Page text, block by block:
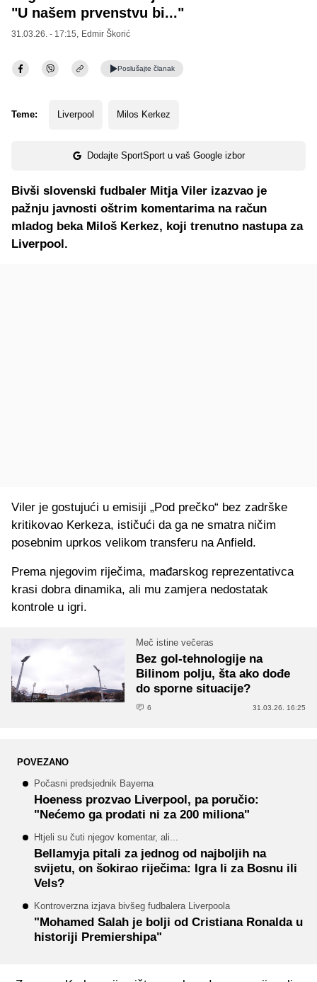
"U našem prvenstvu bi..."
31.03.26. - 17:15, Edmir Škorić
Poslušajte članak
Teme: Liverpool Milos Kerkez
Dodajte SportSport u vaš Google izbor
Bivši slovenski fudbaler Mitja Viler izazvao je
pažnju javnosti oštrim komentarima na račun
mladog beka Miloš Kerkez, koji trenutno nastupa za
Liverpool.
Viler je gostujući u emisiji „Pod prečko“ bez zadrške
kritikovao Kerkeza, ističući da ga ne smatra ničim
posebnim uprkos velikom transferu na Anfield.
Prema njegovim riječima, mađarskog reprezentativca
krasi dobra dinamika, ali mu zamjera nedostatak
kontrole u igri.
Meč istine večeras
Bez gol-tehnologije na
Bilinom polju, šta ako dođe
do sporne situacije?
6 31.03.26. 16:25
POVEZANO
Počasni predsjednik Bayerna
Hoeness prozvao Liverpool, pa poručio:
"Nećemo ga prodati ni za 200 miliona"
Htjeli su čuti njegov komentar, ali...
Bellamyja pitali za jednog od najboljih na
svijetu, on šokirao riječima: Igra li za Bosnu ili
Vels?
Kontroverzna izjava bivšeg fudbalera Liverpoola
"Mohamed Salah je bolji od Cristiana Ronalda u
historiji Premiershipa"